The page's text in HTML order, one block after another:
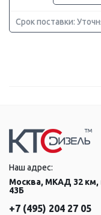
Срок поставки:
Наш адрес:
Москва, МКАД 32 км,
43Б
+7 (495) 204 27 05